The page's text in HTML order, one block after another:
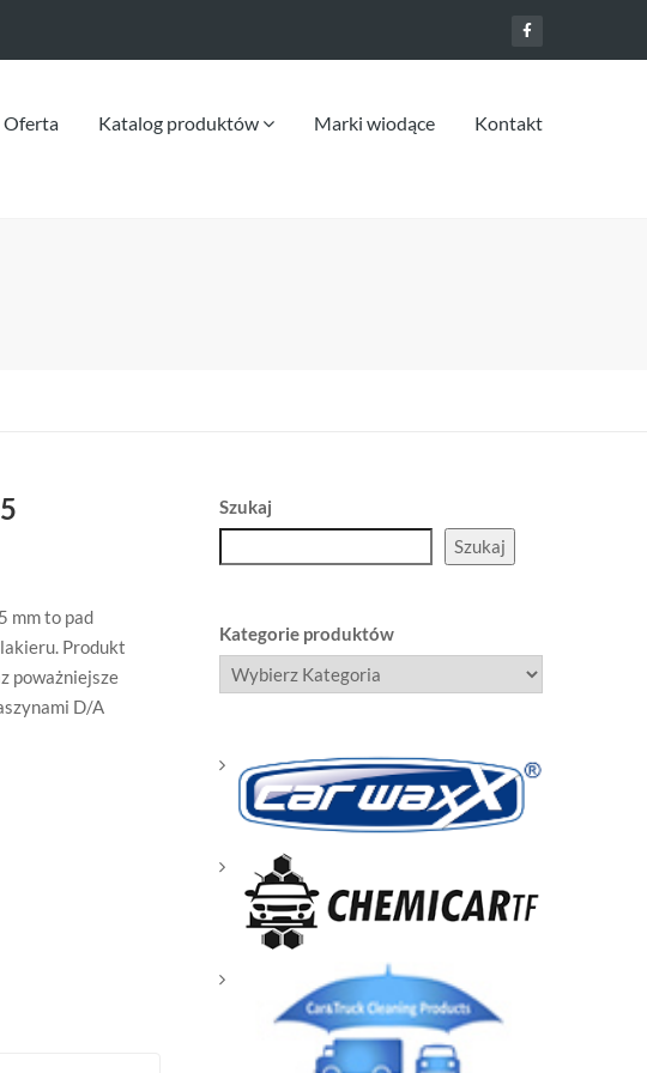
Oferta Katalog produktów Marki wiodące Kontakt
mm to pad
Produkt
poważniejsze
D/A
Szukaj
Szukaj
Kategorie produktów